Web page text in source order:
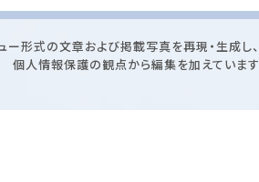
ー形式の文章および掲載写真を再現・生成し、
個人情報保護の観点から編集を加えています